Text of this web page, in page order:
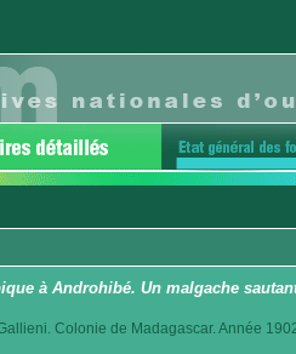
à Androhibé. Un malgache
Colonie de Madagascar. Année